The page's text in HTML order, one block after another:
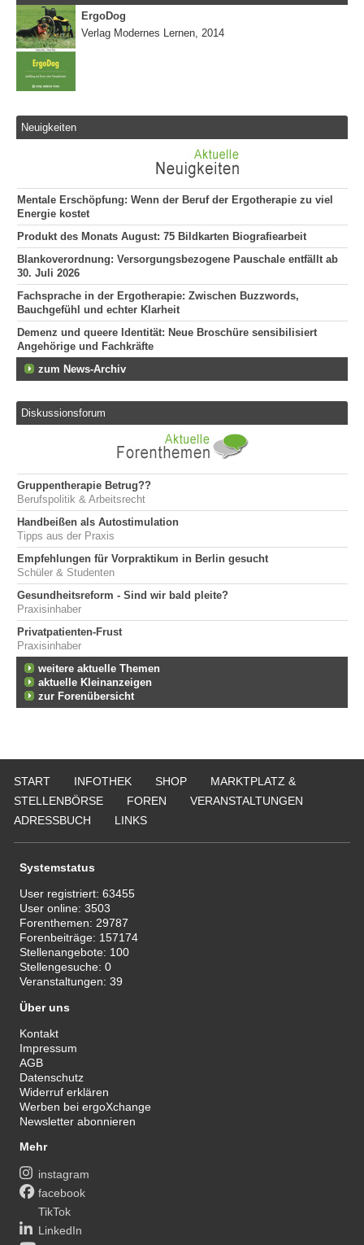
ErgoDog
Verlag Modernes Lernen, 2014
Neuigkeiten
Mentale Erschöpfung: Wenn der Beruf der Ergotherapie zu viel
Energie kostet
Produkt des Monats August: 75 Bildkarten Biografiearbeit
Blankoverordnung: Versorgungsbezogene Pauschale entfällt ab
30. Juli 2026
Fachsprache in der Ergotherapie: Zwischen Buzzwords,
Bauchgefühl und echter Klarheit
Demenz und queere Identität: Neue Broschüre sensibilisiert
Angehörige und Fachkräfte
zum News-Archiv
Diskussionsforum
Gruppentherapie Betrug??
Berufspolitik & Arbeitsrecht
Handbeißen als Autostimulation
Tipps aus der Praxis
Empfehlungen für Vorpraktikum in Berlin gesucht
Schüler & Studenten
Gesundheitsreform - Sind wir bald pleite?
Praxisinhaber
Privatpatienten-Frust
Praxisinhaber
weitere aktuelle Themen
aktuelle Kleinanzeigen
zur Forenübersicht
START INFOTHEK SHOP
MARKTPLATZ &
STELLENBÖRSE
FOREN
VERANSTALTUNGEN
ADRESSBUCH
LINKS
Systemstatus
User registriert:63455
User online:3503
Forenthemen: 29787
Forenbeiträge: 157174
Stellenangebote: 100
Stellengesuche:0
Veranstaltungen:39
Über uns
Kontakt
Impressum
AGB
Datenschutz
Widerruf erklären
Werben bei ergoXchange
Newsletter abonnieren
Mehr
instagram
facebook
TikTok
LinkedIn